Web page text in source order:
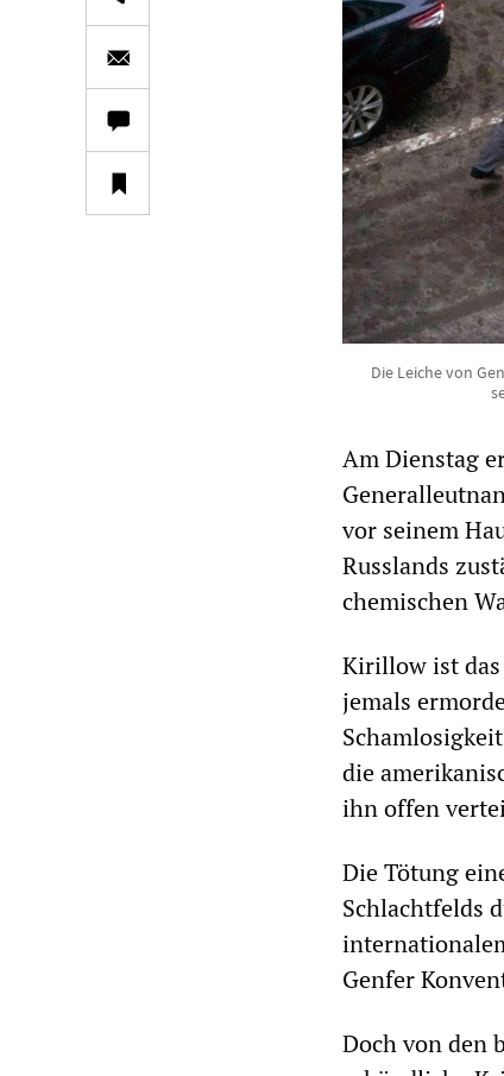
Die Leiche von
Am Dienstag
vor seinem
Russlands
chemischen
Kirillow ist
jemals
die
ihn offen
Die Tötung
Schlachtfelds
Genfer
Doch von den